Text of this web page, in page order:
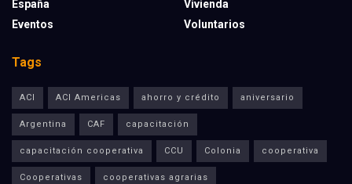
España
Eventos
Vivienda
Voluntarios
Tags
ACI ACI Americas ahorro y crédito aniversario
Argentina CAF capacitación
capacitación cooperativa CCU Colonia cooperativa
Cooperativas cooperativas agrarias